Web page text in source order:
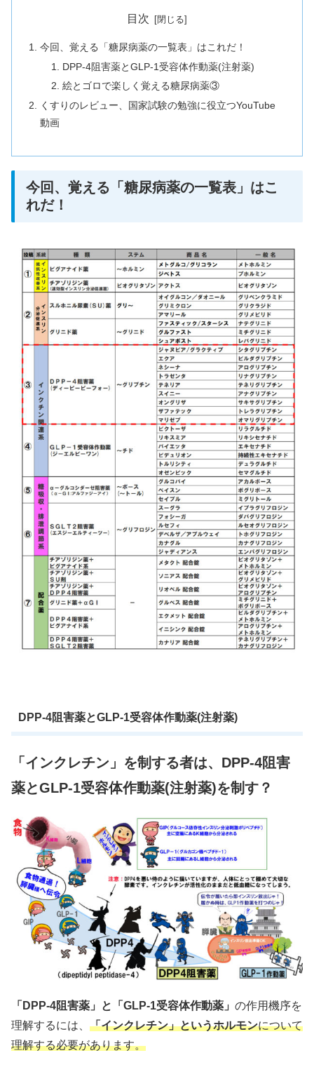
目次
今回、覚える「糖尿病薬の一覧表」はこれだ！
DPP-4阻害薬とGLP-1受容体作動薬(注射薬)
絵とゴロで楽しく覚える糖尿病薬③
くすりのレビュー、国家試験の勉強に役立つYouTube
動画
今回、覚える「糖尿病薬の一覧表」はこ
れだ！
DPP-4阻害薬とGLP-1受容体作動薬(注射薬)
「インクレチン」を制する者は、DPP-4阻害
薬とGLP-1受容体作動薬(注射薬)を制す？
「DPP-4阻害薬」と「GLP-1受容体作動薬」 の作用機序を
理解するには、 「インクレチン」というホルモンについて
理解する必要があります。